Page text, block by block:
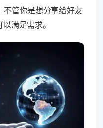
不管你是想分享给好友
满足需求。